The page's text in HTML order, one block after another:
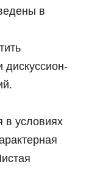
в
дискуссион-
в условиях